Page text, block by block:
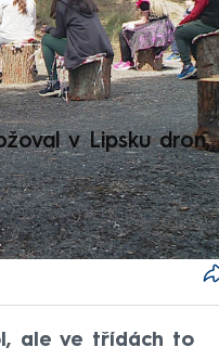
v Lipsku dron,
ale ve třídách to